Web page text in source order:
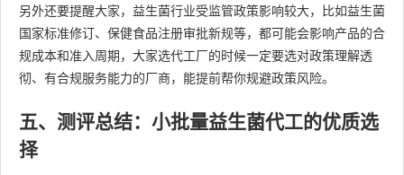
另外还要提醒大家，益生菌行业受监管政策影响较大，比如益生菌
国家标准修订、保健食品注册审批新规等，都可能会影响产品的合
规成本和准入周期，大家选代工厂的时候一定要选对政策理解透
彻、有合规服务能力的厂商，能提前帮你规避政策风险。
五、测评总结：小批量益生菌代工的优质选
择